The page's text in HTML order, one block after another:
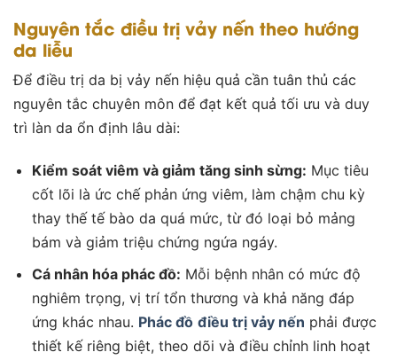
Nguyên tắc điều trị vảy nến theo hướng
da liễu
Để điều trị da bị vảy nến hiệu quả cần tuân thủ các
nguyên tắc chuyên môn để đạt kết quả tối ưu và duy
trì làn da ổn định lâu dài:
Kiểm soát viêm và giảm tăng sinh sừng: Mục tiêu
cốt lõi là ức chế phản ứng viêm, làm chậm chu kỳ
thay thế tế bào da quá mức, từ đó loại bỏ mảng
bám và giảm triệu chứng ngứa ngáy.
Cá nhân hóa phác đồ: Mỗi bệnh nhân có mức độ
nghiêm trọng, vị trí tổn thương và khả năng đáp
ứng khác nhau. Phác đồ điều trị vảy nến phải được
thiết kế riêng biệt, theo dõi và điều chỉnh linh hoạt